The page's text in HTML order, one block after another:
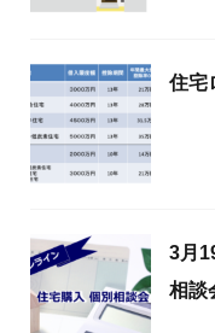
住宅
3月
相談